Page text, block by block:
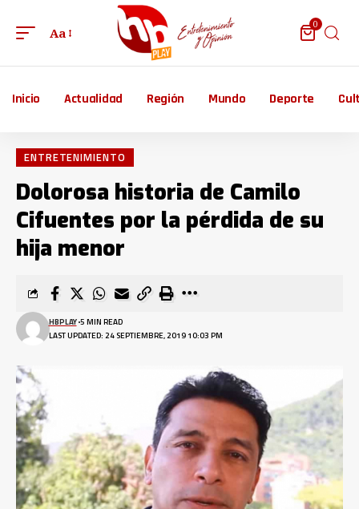
Aa
0
Inicio Actualidad Región Mundo Deporte
ENTRETENIMIENTO
Dolorosa historia de Camilo
Cifuentes por la pérdida de su
hija menor
LAST UPDATED: 24 SEPTIEMBRE, 2019 10:03 PM
HBPLAY 5 MIN READ